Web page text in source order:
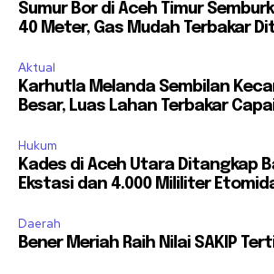
Sumur Bor di Aceh Timur
40 Meter, Gas Mudah Terbakar
Aktual
Karhutla Melanda Sembilan
Besar, Luas Lahan Terbakar
Hukum
Kades di Aceh Utara Ditangkap
Ekstasi dan 4.000 Mililiter
Daerah
Bener Meriah Raih Nilai SAKIP